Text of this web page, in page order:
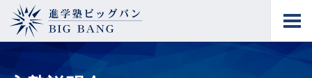
進学塾ビッグバン BIG BANG